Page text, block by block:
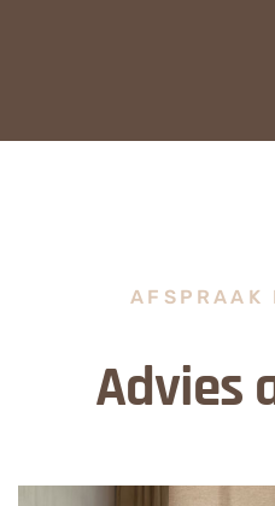
AFSPRAAK
Advies